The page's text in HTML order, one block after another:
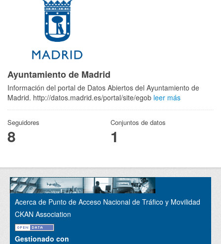
Ayuntamiento de Madrid
Información del portal de Datos Abiertos del Ayuntamiento de
Madrid. http://datos.madrid.es/portal/site/egob leer más
Seguidores
8
Conjuntos de datos
1
Acerca de Punto de Acceso Nacional de Tráfico y Movilidad
CKAN Association
Gestionado con